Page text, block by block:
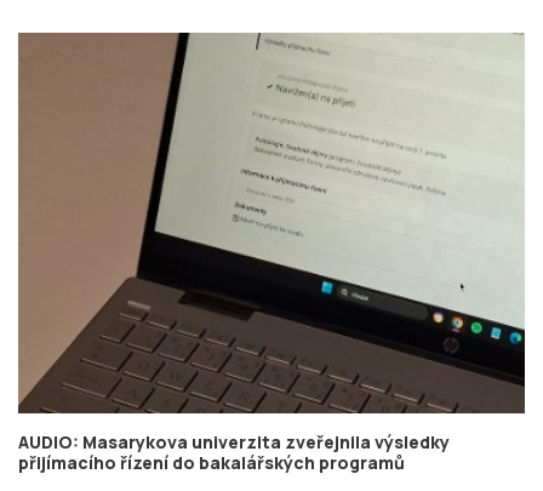
AUDIO: Masarykova univerzita zveřejnila výsledky
přijímacího řízení do bakalářských programů